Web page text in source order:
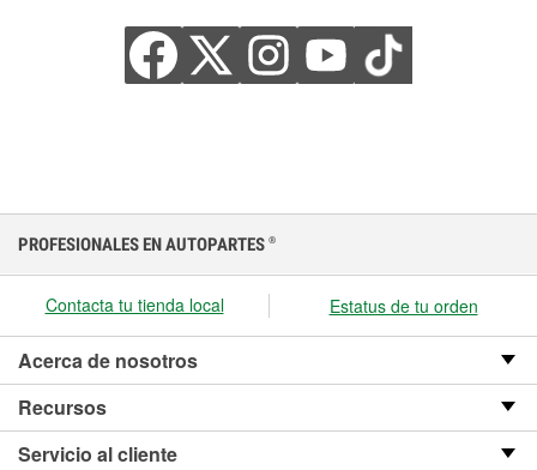
PROFESIONALES EN AUTOPARTES ®
Contacta tu tienda local Estatus de tu orden
Acerca de nosotros
Recursos
Servicio al cliente